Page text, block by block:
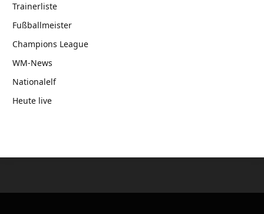
Trainerliste
Fußballmeister
Champions League
WM-News
Nationalelf
Heute live